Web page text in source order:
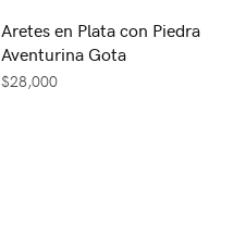
Aretes en Plata con Piedra
Aventurina Gota
$28,000